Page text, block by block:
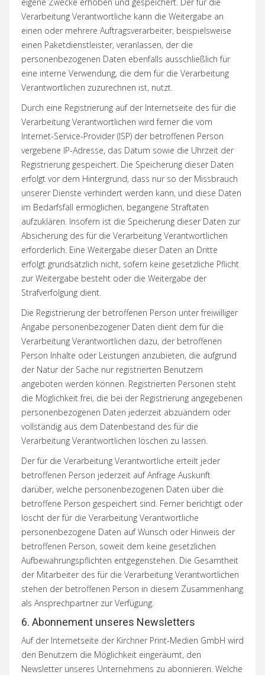
Verarbeitung Verantwortliche kann die Weitergabe an
einen oder mehrere Auftragsverarbeiter, beispielsweise
einen Paketdienstleister, veranlassen, der die
personenbezogenen Daten ebenfalls ausschließlich für
eine interne Verwendung, die dem für die Verarbeitung
Verantwortlichen zuzurechnen ist, nutzt.
Durch eine Registrierung auf der Internetseite des für die
Verarbeitung Verantwortlichen wird ferner die vom
Internet-Service-Provider (ISP) der betroffenen Person
vergebene IP-Adresse, das Datum sowie die Uhrzeit der
Registrierung gespeichert. Die Speicherung dieser Daten
erfolgt vor dem Hintergrund, dass nur so der Missbrauch
unserer Dienste verhindert werden kann, und diese Daten
im Bedarfsfall ermöglichen, begangene Straftaten
aufzuklären. Insofern ist die Speicherung dieser Daten zur
Absicherung des für die Verarbeitung Verantwortlichen
erforderlich. Eine Weitergabe dieser Daten an Dritte
erfolgt grundsätzlich nicht, sofern keine gesetzliche Pflicht
zur Weitergabe besteht oder die Weitergabe der
Strafverfolgung dient.
Die Registrierung der betroffenen Person unter freiwilliger
Angabe personenbezogener Daten dient dem für die
Verarbeitung Verantwortlichen dazu, der betroffenen
Person Inhalte oder Leistungen anzubieten, die aufgrund
der Natur der Sache nur registrierten Benutzern
angeboten werden können. Registrierten Personen steht
die Möglichkeit frei, die bei der Registrierung angegebenen
personenbezogenen Daten jederzeit abzuändern oder
vollständig aus dem Datenbestand des für die
Verarbeitung Verantwortlichen löschen zu lassen.
Der für die Verarbeitung Verantwortliche erteilt jeder
betroffenen Person jederzeit auf Anfrage Auskunft
darüber, welche personenbezogenen Daten über die
betroffene Person gespeichert sind. Ferner berichtigt oder
löscht der für die Verarbeitung Verantwortliche
personenbezogene Daten auf Wunsch oder Hinweis der
betroffenen Person, soweit dem keine gesetzlichen
Aufbewahrungspflichten entgegenstehen. Die Gesamtheit
der Mitarbeiter des für die Verarbeitung Verantwortlichen
stehen der betroffenen Person in diesem Zusammenhang
als Ansprechpartner zur Verfügung.
6. Abonnement unseres Newsletters
Auf der Internetseite der Kirchner Print-Medien GmbH wird
den Benutzern die Möglichkeit eingeräumt, den
Newsletter unseres Unternehmens zu abonnieren. Welche